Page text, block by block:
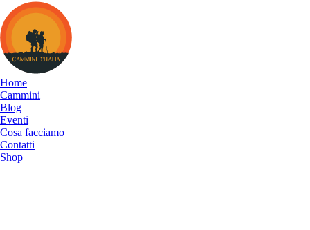
Cammini
d&#039;Italia
Home
Cammini
Blog
Eventi
Cosa facciamo
Contatti
Shop